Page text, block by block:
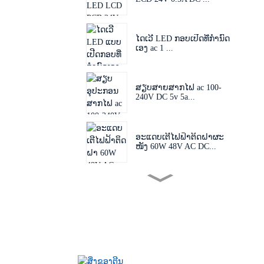
ໄດເວີ LED ກອບເປີດທີ່ກຳນົດ
ເອງ ac 1 ...
ສຽບສາຍສາກໄຟ ac 100-
240V DC 5v 5a...
ອະແດບເຕີໄຟຟ້າຕິດຝາຜະ
ໜັງ 60W 48V AC DC...